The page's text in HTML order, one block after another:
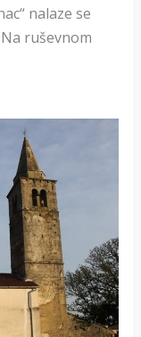
nalaze se
ruševnom